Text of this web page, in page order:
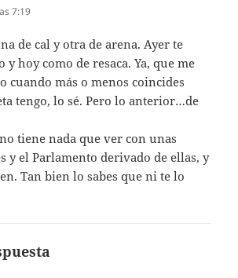
7:19
de cal y otra de arena. Ayer te
y hoy como de resaca. Ya, que me
cuando más o menos coincides
tengo, lo sé. Pero lo anterior…de
tiene nada que ver con unas
y el Parlamento derivado de ellas, y
Tan bien lo sabes que ni te lo